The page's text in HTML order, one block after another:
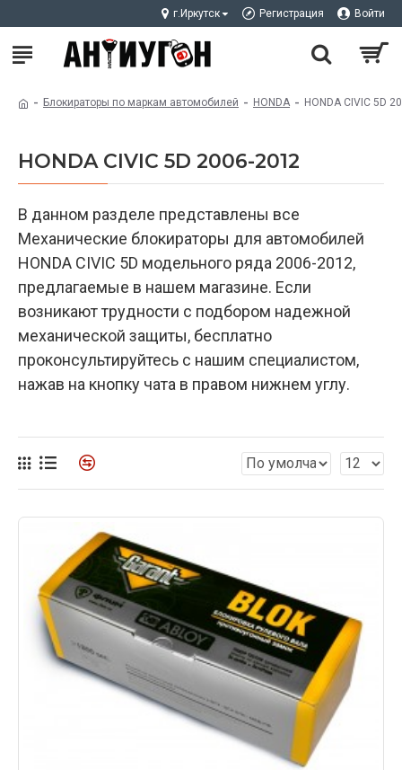
г.Иркутск Регистрация Войти
Блокираторы по маркам автомобилей HONDA HONDA CIVIC 5D
HONDA CIVIC 5D 2006-2012
В данном разделе представлены все
Механические блокираторы для автомобилей
HONDA CIVIC 5D модельного ряда 2006-2012,
предлагаемые в нашем магазине. Если
возникают трудности с подбором надежной
механической защиты, бесплатно
проконсультируйтесь с нашим специалистом,
нажав на кнопку чата в правом нижнем углу.